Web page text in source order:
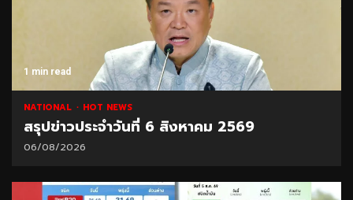
1 min read
NATIONAL HOT NEWS
สรุปข่าวประจำวันที่ 6 สิงหาคม 2569
06/08/2026